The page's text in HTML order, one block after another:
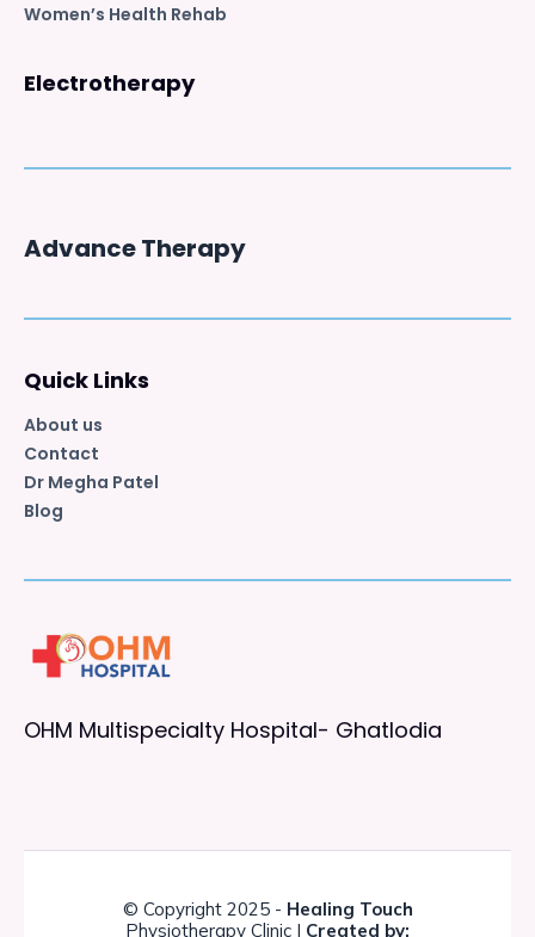
Women’s Health Rehab
Electrotherapy
Advance Therapy
Quick Links
About us
Contact
Dr Megha Patel
Blog
OHM Multispecialty Hospital- Ghatlodia
© Copyright 2025 - Healing Touch
Physiotherapy Clinic | Created by: